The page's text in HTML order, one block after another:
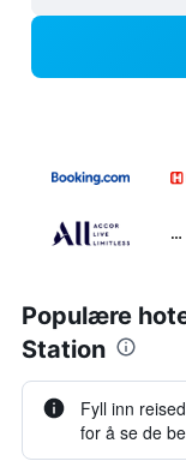
…
Populære
Station
Fyll inn
for å se de